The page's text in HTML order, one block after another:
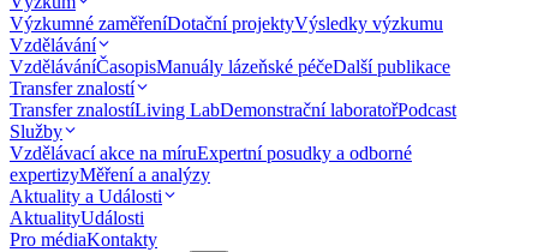
Výzkumné zaměřeníDotační projektyVýsledky výzkumu
Vzdělávání
VzděláváníČasopisManuály lázeňské péčeDalší publikace
Transfer znalostí
Transfer znalostíLiving LabDemonstrační laboratořPodcast
Služby
Vzdělávací akce na míruExpertní posudky a odborné
expertizyMěření a analýzy
Aktuality a Události
AktualityUdálosti
Pro médiaKontakty